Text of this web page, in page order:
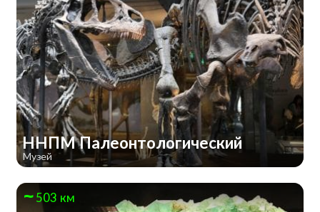
ННПМ Палеонтологический
Музей
503 км